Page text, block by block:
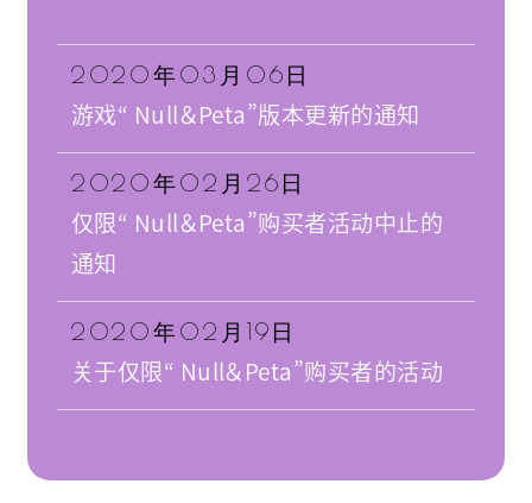
2020年03月06日
游戏“ Null＆Peta”版本更新的通知
2020年02月26日
仅限“ Null＆Peta”购买者活动中止的
通知
2020年02月19日
关于仅限“ Null＆Peta”购买者的活动